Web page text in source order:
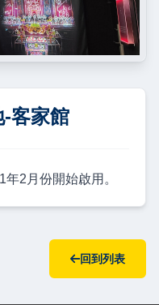
-客家館
2月份開始啟用。
回到列表